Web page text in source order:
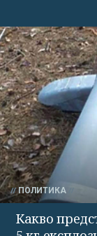
ПОЛИТИКА
Какво